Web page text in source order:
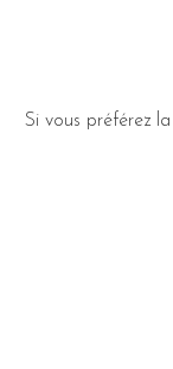
Si vous préférez